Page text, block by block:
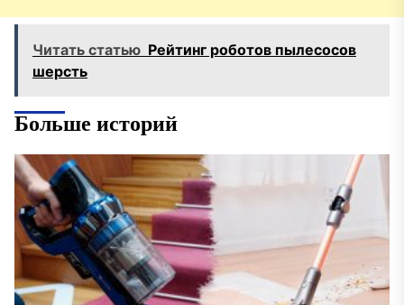
Читать статью Рейтинг роботов пылесосов
шерсть
Больше историй